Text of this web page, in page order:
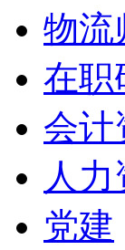
物流
在职
会计
人力
党建